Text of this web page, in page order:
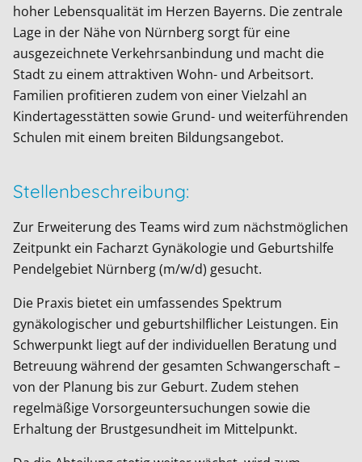
hoher Lebensqualität im Herzen Bayerns. Die zentrale
Lage in der Nähe von Nürnberg sorgt für eine
ausgezeichnete Verkehrsanbindung und macht die
Stadt zu einem attraktiven Wohn- und Arbeitsort.
Familien profitieren zudem von einer Vielzahl an
Kindertagesstätten sowie Grund- und weiterführenden
Schulen mit einem breiten Bildungsangebot.
Stellenbeschreibung:
Zur Erweiterung des Teams wird zum nächstmöglichen
Zeitpunkt ein Facharzt Gynäkologie und Geburtshilfe
Pendelgebiet Nürnberg (m/w/d) gesucht.
Die Praxis bietet ein umfassendes Spektrum
gynäkologischer und geburtshilflicher Leistungen. Ein
Schwerpunkt liegt auf der individuellen Beratung und
Betreuung während der gesamten Schwangerschaft –
von der Planung bis zur Geburt. Zudem stehen
regelmäßige Vorsorgeuntersuchungen sowie die
Erhaltung der Brustgesundheit im Mittelpunkt.